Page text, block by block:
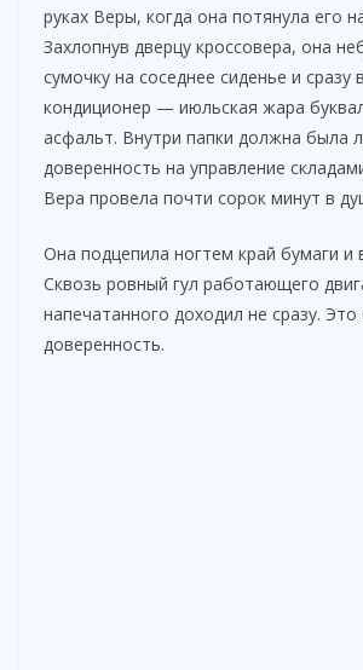
руках Веры, когда она потянула его
Захлопнув дверцу кроссовера, она
сумочку на соседнее сиденье и сразу
кондиционер — июльская жара
асфальт. Внутри папки должна была
доверенность на управление
Вера провела почти сорок минут в
Она подцепила ногтем край бумаги и
Сквозь ровный гул работающего
напечатанного доходил не сразу.
доверенность.